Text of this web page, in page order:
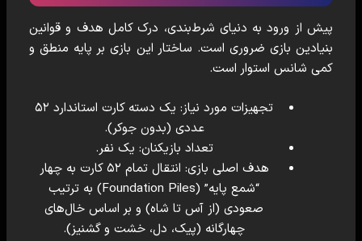
پیش از ورود به دنیای شرط‌بندی، درک کامل هدف و قوانین
بنیادین بازی ضروری است. ساختار این بازی بر پایه منطق و
کمی شانس استوار است.
تجهیزات مورد نیاز:
یک دسته کارت استاندارد ۵۲
عددی (بدون جوکر).
تعداد بازیکنان: یک نفر.
هدف اصلی بازی:
انتقال تمام ۵۲ کارت به چهار
“شمع پایه” (Foundation Piles) به ترتیب
صعودی (از آس تا شاه) و بر اساس خال‌های
چهارگانه (پیک، دل، خشت و گشنیز).